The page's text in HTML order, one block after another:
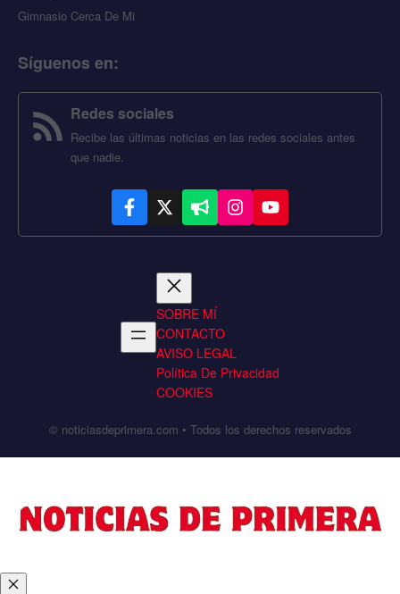
Gimnasio Cerca De Mi
Síguenos en:
Redes sociales
Recibe las últimas noticias en las redes sociales antes
que nadie.
SOBRE MÍ
CONTACTO
AVISO LEGAL
Política De Privacidad
COOKIES
© noticiasdeprimera.com • Todos los derechos reservados